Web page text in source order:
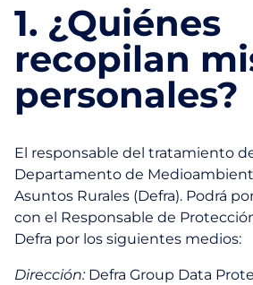
1. ¿Quiénes
recopilan
personales?
El responsable del tratamiento
Departamento de
Asuntos Rurales (Defra). Podrá
con el Responsable de
Defra por los siguientes medios:
Dirección:Defra Group Data